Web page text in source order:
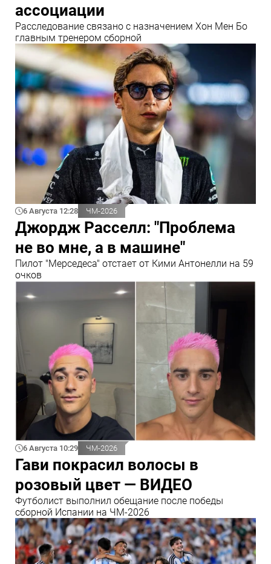
ассоциации
Расследование связано с назначением Хон Мен Бо
главным тренером сборной
6 Августа 12:28 ЧМ-2026
Джордж Расселл: "Проблема
не во мне, а в машине"
Пилот "Мерседеса" отстает от Кими Антонелли на 59
очков
6 Августа 10:29 ЧМ-2026
Гави покрасил волосы в
розовый цвет — ВИДЕО
Футболист выполнил обещание после победы
сборной Испании на ЧМ-2026